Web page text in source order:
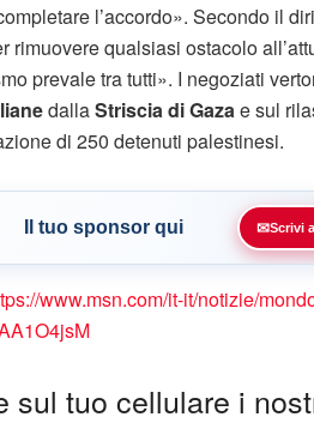
l’accordo». Secondo il
rimuovere qualsiasi ostacolo
prevale tra tutti». I negoziati
dallaStriscia di Gazae sul
di 250 detenuti palestinesi.
Il tuo sponsor qui ✉Scrivi
www.msn.com/it-it/notizie/
sul tuo cellulare i